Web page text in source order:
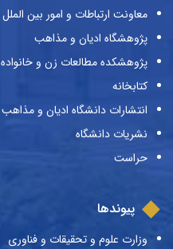
معاونت ارتباطات و امور بین الملل
پژوهشگاه ادیان و مذاهب
پژوهشکده مطالعات زن و خانواده
کتابخانه
انتشارات دانشگاه ادیان و مذاهب
نشریات دانشگاه
حراست
پیوندها
وزارت علوم و تحقیقات و فناوری